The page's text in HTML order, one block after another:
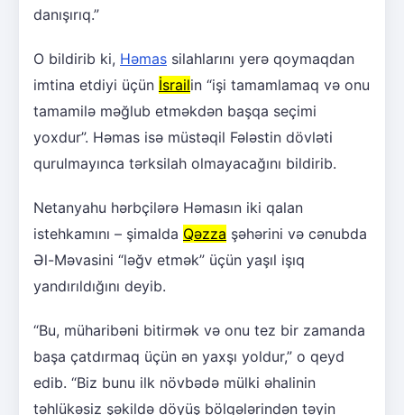
danışırıq.”
O bildirib ki, Həmas silahlarını yerə qoymaqdan
imtina etdiyi üçün İsrailin “işi tamamlamaq və onu
tamamilə məğlub etməkdən başqa seçimi
yoxdur”. Həmas isə müstəqil Fələstin dövləti
qurulmayınca tərksilah olmayacağını bildirib.
Netanyahu hərbçilərə Həmasın iki qalan
istehkamını – şimalda Qəzza şəhərini və cənubda
Əl-Məvasini “ləğv etmək” üçün yaşıl işıq
yandırıldığını deyib.
“Bu, müharibəni bitirmək və onu tez bir zamanda
başa çatdırmaq üçün ən yaxşı yoldur,” o qeyd
edib. “Biz bunu ilk növbədə mülki əhalinin
təhlükəsiz şəkildə döyüş bölgələrindən təyin